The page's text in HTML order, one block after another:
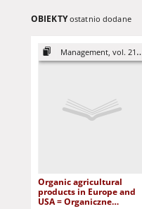
OBIEKTYostatnio dodane
Management, vol. 21 (2017)
Organic agricultural
products in Europe and
USA = Organiczne